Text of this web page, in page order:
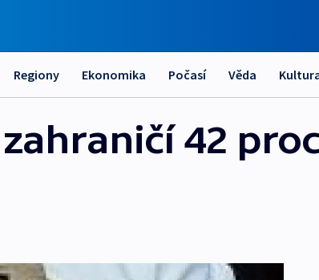
Regiony Ekonomika Počasí Věda
42